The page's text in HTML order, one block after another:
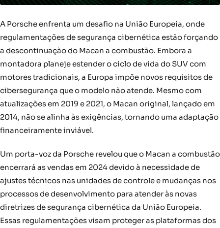
A Porsche enfrenta um desafio na União Europeia, onde
regulamentações de segurança cibernética estão forçando
a descontinuação do Macan a combustão. Embora a
montadora planeje estender o ciclo de vida do SUV com
motores tradicionais, a Europa impõe novos requisitos de
cibersegurança que o modelo não atende. Mesmo com
atualizações em 2019 e 2021, o Macan original, lançado em
2014, não se alinha às exigências, tornando uma adaptação
financeiramente inviável.
Um porta-voz da Porsche revelou que o Macan a combustão
encerrará as vendas em 2024 devido à necessidade de
ajustes técnicos nas unidades de controle e mudanças nos
processos de desenvolvimento para atender às novas
diretrizes de segurança cibernética da União Europeia.
Essas regulamentações visam proteger as plataformas dos